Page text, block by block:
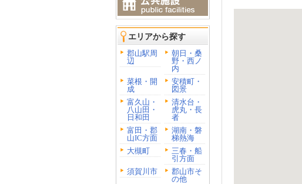
エリアから探す
郡山駅周
辺
朝日・桑
野・西ノ
内
菜根・開
成
安積町・
図景
富久山・
八山田・
日和田
清水台・
虎丸・長
者
富田・郡
山IC方面
湖南・磐
梯熱海
大槻町
三春・船
引方面
須賀川市
郡山市そ
の他